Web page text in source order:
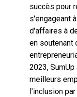
succès pour
s'engageant
d'affaires à
en soutenant
2023,
meilleurs
l'inclusion